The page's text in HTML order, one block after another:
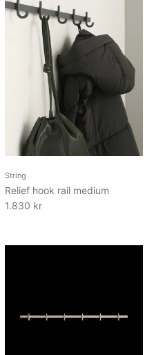
String
Relief hook rail medium
1.830 kr